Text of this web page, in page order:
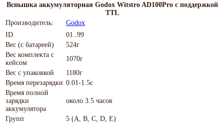
Вспышка аккумуляторная Godox Witstro AD100Pro с поддержкой
TTL
Производитель:
Godox
ID
01..99
Вес (с батареей)
524г
Вес комплекта с
кейсом
1070г
Вес с упаковкой
1180г
Время перезарядки 0.01-1.5с
Время полной
зарядки
аккумулятора
около 3.5 часов
Групп
5 (A, B, C, D, E)